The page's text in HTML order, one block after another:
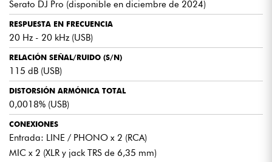
Serato DJ Pro (disponible en diciembre de 2024)
RESPUESTA EN FRECUENCIA
20 Hz - 20 kHz (USB)
RELACIÓN SEÑAL/RUIDO (S/N)
115 dB (USB)
DISTORSIÓN ARMÓNICA TOTAL
0,0018% (USB)
CONEXIONES
Entrada: LINE / PHONO x 2 (RCA)
MIC x 2 (XLR y jack TRS de 6,35 mm)